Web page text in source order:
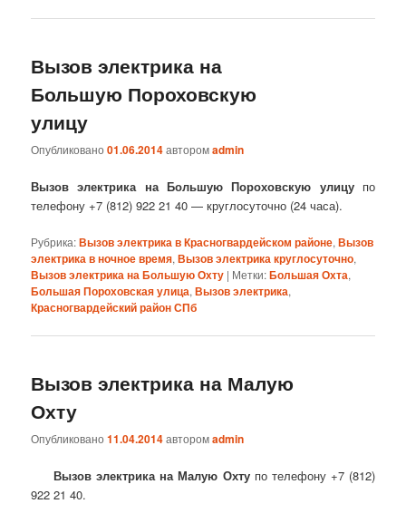
Вызов электрика на
Большую Пороховскую
улицу
Опубликовано01.06.2014авторомadmin
Вызов электрика на Большую Пороховскую улицупо
телефону +7 (812) 922 21 40 — круглосуточно (24 часа).
Рубрика:Вызов электрика в Красногвардейском районе,Вызов
электрика в ночное время,Вызов электрика круглосуточно,
Вызов электрика на Большую Охту | Метки:Большая Охта,
Большая Пороховская улица,Вызов электрика,
Красногвардейский район СПб
Вызов электрика на Малую
Охту
Опубликовано11.04.2014авторомadmin
Вызов электрика на Малую Охтупо телефону +7 (812)
922 21 40.